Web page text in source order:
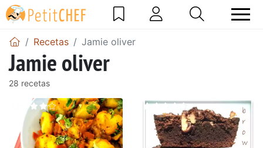
Recetas Jamie oliver
Jamie oliver
28 recetas